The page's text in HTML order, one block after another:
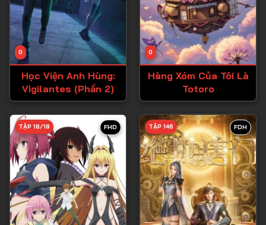
Tập 23
Tập 24
Tập 25
Tập 26
Tập 29
Tập 30
Tập 31
Tập 32
Tập 33
0
Học Viện Anh Hùng:
Vigilantes (Phần 2)
0
Hàng Xóm Của Tôi Là
Totoro
FHD
TẬP 18/18 FDH
TẬP 146